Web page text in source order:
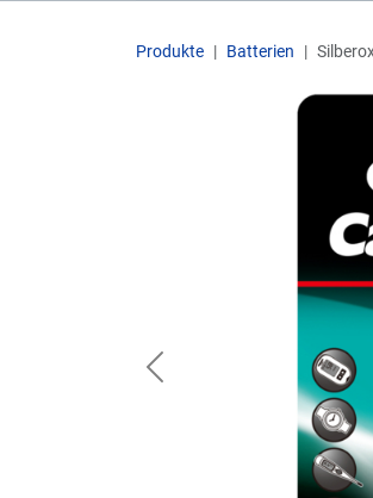
Produkte Batterien
Previous